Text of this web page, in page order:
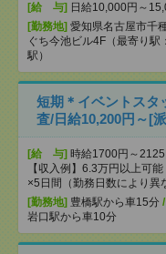
[給 与] 日給10,000円～
[勤務地] 愛知県名古屋市千
ぐち今池ビル4F（最寄り
駅）
短期＊イベントスタ
査/日給10,200円～[
[給 与] 時給1700円～2125
【収入例】6.3万円以上可
×5日間（勤務日数により異
[勤務地] 豊橋駅から車15分 /
岩口駅から車10分